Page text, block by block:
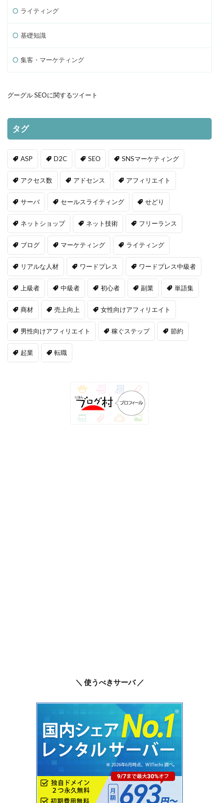
ライティング
基礎知識
集客・マーケティング
グーグル SEOに関するツイート
タグ
ASP D2C SEO SNSマーケティング
アクセス数 アドセンス アフィリエイト
サーバ セールスライティング せどり
ネットショップ ネット技術 フリーランス
ブログ マーケティング ライティング
リアルな人材 ワードプレス ワードプレス中級者
上級者 中級者 初心者 副業 単語集
商材 売上向上 女性向けアフィリエイト
男性向けアフィリエイト 稼ぐステップ 節約
起業 転職
＼ 使うべきサーバ ／